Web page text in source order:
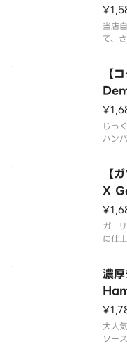
当店
て、
ライ
【商
粗挽
添え
【
じっ
ハン
ライ
【商
粗挽
添え野
【
X
ガー
に仕
ライ
【商
粗挽
添え
濃
大人
ソー